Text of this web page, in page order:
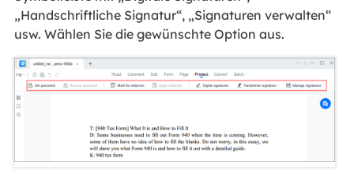
„Handschriftliche Signatur“, „Signaturen verwalten“
usw. Wählen Sie die gewünschte Option aus.